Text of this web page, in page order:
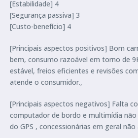
[Estabilidade] 4
[Segurança passiva] 3
[Custo-benefício] 4
[Principais aspectos positivos] Bom
bem, consumo razoável em torno de
estável, freios eficientes e revisões
atende o consumidor.,
[Principais aspectos negativos] Falta
computador de bordo e multimídia
do GPS , concessionárias em geral